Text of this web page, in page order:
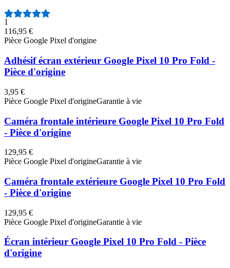
1
116,95 €
Pièce Google Pixel d'origine
Adhésif écran extérieur Google Pixel 10 Pro Fold -
Pièce d'origine
3,95 €
Pièce Google Pixel d'origineGarantie à vie
Caméra frontale intérieure Google Pixel 10 Pro Fold
- Pièce d'origine
129,95 €
Pièce Google Pixel d'origineGarantie à vie
Caméra frontale extérieure Google Pixel 10 Pro Fold
- Pièce d'origine
129,95 €
Pièce Google Pixel d'origineGarantie à vie
Écran intérieur Google Pixel 10 Pro Fold - Pièce
d'origine